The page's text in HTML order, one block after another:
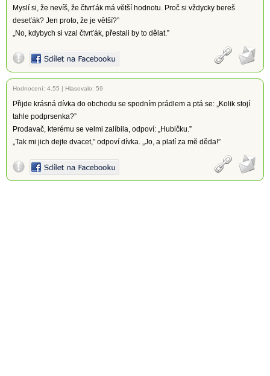
Myslí si, že nevíš, že čtvrťák má větší hodnotu. Proč si vždycky bereš
deseťák? Jen proto, že je větší?”
„No, kdybych si vzal čtvrťák, přestali by to dělat.”
Hodnocení: 4.55 | Hlasovalo: 59
Přijde krásná dívka do obchodu se spodním prádlem a ptá se: „Kolik stojí
tahle podprsenka?”
Prodavač, kterému se velmi zalíbila, odpoví: „Hubičku.”
„Tak mi jich dejte dvacet,” odpoví dívka. „Jo, a platí za mě děda!”